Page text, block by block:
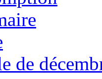
de